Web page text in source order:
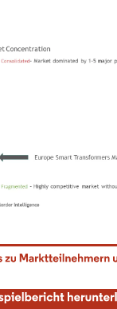
Wiederverwendung